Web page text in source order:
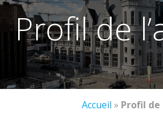
profil de
Accueil » Profil de